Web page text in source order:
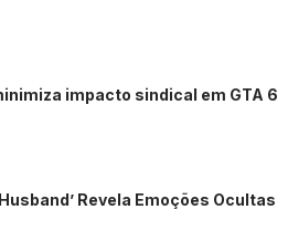
impacto sindical em GTA 6
Revela Emoções Ocultas